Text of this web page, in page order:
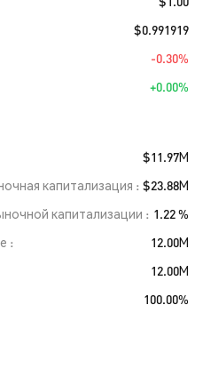
$0.991919
-0.30%
+0.00%
$11.97M
капитализация
$23.88M
капитализации
1.22 %
12.00M
12.00M
100.00%